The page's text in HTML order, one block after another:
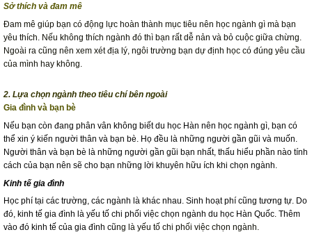
Sở thích và đam mê
Đam mê giúp bạn có động lực hoàn thành mục tiêu nên học ngành gì mà bạn
yêu thích. Nếu không thích ngành đó thì bạn rất dễ nản và bỏ cuộc giữa chừng.
Ngoài ra cũng nên xem xét địa lý, ngôi trường bạn dự định học có đúng yêu cầu
của mình hay không.
2. Lựa chọn ngành theo tiêu chí bên ngoài
Gia đình và bạn bè
Nếu bạn còn đang phân vân không biết du học Hàn nên học ngành gì, bạn có
thể xin ý kiến người thân và bạn bè. Họ đều là những người gần gũi và muốn.
Người thân và bạn bè là những người gần gũi bạn nhất, thấu hiểu phần nào tính
cách của bạn nên sẽ cho bạn những lời khuyên hữu ích khi chọn ngành.
Kinh tế gia đình
Học phí tại các trường, các ngành là khác nhau. Sinh hoạt phí cũng tương tự. Do
đó, kinh tế gia đình là yếu tố chi phối việc chọn ngành du học Hàn Quốc. Thêm
vào đó kinh tế của gia đình cũng là yếu tố chi phối việc chọn ngành.